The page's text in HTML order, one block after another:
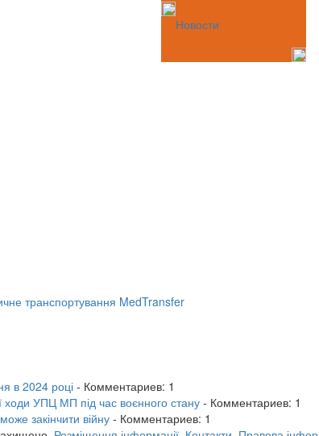
Новости
транспортування MedTransfer
в 2024 році - Комментариев: 1
ходи УПЦ МП під час воєнного стану - Комментариев: 1
закінчити війну - Комментариев: 1